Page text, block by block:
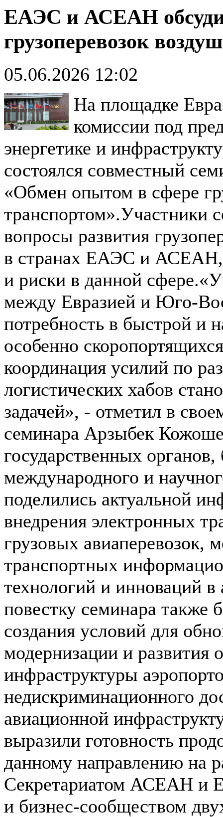
ЕАЭС и АСЕАН
грузоперевозок
05.06.2026 12:02
На площадке
комиссии под
энергетике и
состоялся совместный
«Обмен опытом в сфере
транспортом».Участники
вопросы развития
в странах ЕАЭС и АСЕАН,
и риски в данной
между Евразией и Юго-
потребность в быстрой и
особенно
координация усилий по
логистических хабов
задачей», - отметил в
семинара Арзыбек
государственных органов,
международного и
поделились актуальной
внедрения электронных
грузовых авиаперевозок,
транспортных
технологий и инноваций
повестку семинара
создания условий для
модернизации и развития
инфраструктуры
недискриминационного
авиационной
выразили готовность
данному направлению на
Секретариатом АСЕАН и
и бизнес-сообществом